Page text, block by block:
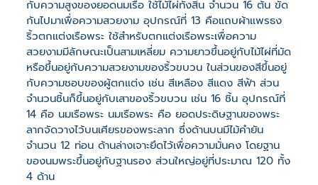
กับความสูงของยอดนมเรือ ใช้ไม้ไผ่ทั้งสิ้น จำนวน 16 ต้น ขัด
กันไปมาเพื่อความสวยงาม อุปกรณ์ที่ 13 คือแถบผ้าแพรธง
ริ้วตกแต่งเรือพระ ใช้สำหรับตกแต่งเรือพระเพื่อความ
สวยงามมีลักษณะเป็นสามเหลี่ยม ความยาวขึ้นอยู่กับไม้ไผ่ที่มัด
หรือขึ้นอยู่กับความสวยงามของริ้วขบวน ในส่วนของสีขึ้นอยู่
กับความชอบของผู้ตกแต่ง เช่น สีเหลือง สีแดง สีฟ้า ส่วน
จำนวนชิ้นก็ขึ้นอยู่กับเสาของริ้วขบวน เช่น 16 ชิ้น อุปกรณ์ที่
14 คือ นมเรือพระ นมเรือพระ คือ ยอดประดิษฐานของพระ
ลากจัดวางไว้บนเศียรของพระลาก ซึ่งด้านบนมีไม้คำยัน
จำนวน 12 ท่อน ด้านล่างเจาะยึดไว้เพื่อความมั่นคง โดยฐาน
ของนมพระขึ้นอยู่กับฐานรอง ส่วนใหญ่อยู่ที่ประมาณ 120 ทั้ง
4 ด้าน